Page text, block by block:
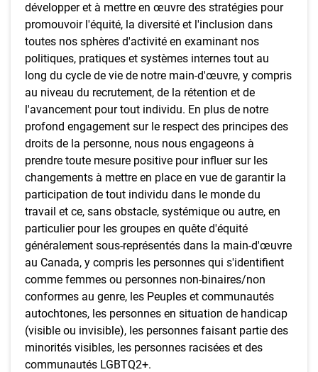
développer et à mettre en œuvre des stratégies pour
promouvoir l'équité, la diversité et l'inclusion dans
toutes nos sphères d'activité en examinant nos
politiques, pratiques et systèmes internes tout au
long du cycle de vie de notre main-d'œuvre, y compris
au niveau du recrutement, de la rétention et de
l'avancement pour tout individu. En plus de notre
profond engagement sur le respect des principes des
droits de la personne, nous nous engageons à
prendre toute mesure positive pour influer sur les
changements à mettre en place en vue de garantir la
participation de tout individu dans le monde du
travail et ce, sans obstacle, systémique ou autre, en
particulier pour les groupes en quête d'équité
généralement sous-représentés dans la main-d'œuvre
au Canada, y compris les personnes qui s'identifient
comme femmes ou personnes non-binaires/non
conformes au genre, les Peuples et communautés
autochtones, les personnes en situation de handicap
(visible ou invisible), les personnes faisant partie des
minorités visibles, les personnes racisées et des
communautés LGBTQ2+.